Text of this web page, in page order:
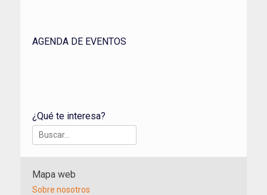
AGENDA DE EVENTOS
¿Qué te interesa?
Buscar:
Mapa web
Sobre nosotros